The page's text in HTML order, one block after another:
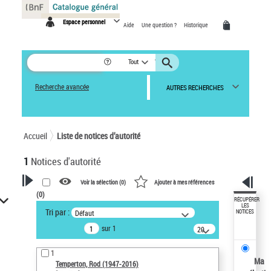
Espace personnel Aide Une question ? Historique
Tout
Recherche avancée AUTRES RECHERCHES
Accueil Liste de notices d’autorité
1 Notices d'autorité
VOTRE RECHERCHE
Recherche avancée dans les
notices d’autorité
Œuvres liées à l'auteur :
Temperton, Rod (1947-2016)
Voir la sélection (0) Ajouter à mes références
(0)
Tri par : Défaut
sur 1
20
résultats/page
1
Temperton, Rod (1947-2016)
RÉCUPÉRER
LES
NOTICES
Ma
Panneau de gestion des cookies